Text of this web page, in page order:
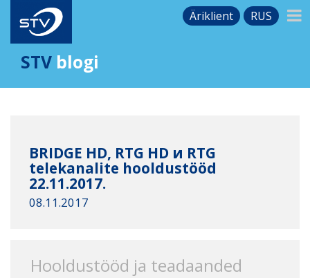
Äriklient RUS
STV blogi
BRIDGE HD, RTG HD и RTG
telekanalite hooldustööd
22.11.2017.
08.11.2017
Hooldustööd ja teadaanded